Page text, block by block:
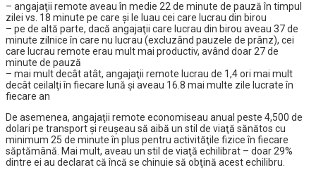
– angajaţii remote aveau în medie 22 de minute de pauză în timpul
zilei vs. 18 minute pe care şi le luau cei care lucrau din birou
– pe de altă parte, dacă angajaţii care lucrau din birou aveau 37 de
minute zilnice în care nu lucrau (excluzând pauzele de prânz), cei
care lucrau remote erau mult mai productiv, având doar 27 de
minute de pauză
– mai mult decât atât, angajaţii remote lucrau de 1,4 ori mai mult
decât ceilalţi în fiecare lună şi aveau 16.8 mai multe zile lucrate în
fiecare an
De asemenea, angajaţii remote economiseau anual peste 4,500 de
dolari pe transport şi reuşeau să aibă un stil de viaţă sănătos cu
minimum 25 de minute în plus pentru activităţile fizice în fiecare
săptămână. Mai mult, aveau un stil de viaţă echilibrat – doar 29%
dintre ei au declarat că încă se chinuie să obţină acest echilibru.